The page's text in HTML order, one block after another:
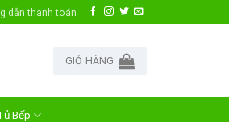
dẫn thanh toán
GIỎ HÀNG
Bếp